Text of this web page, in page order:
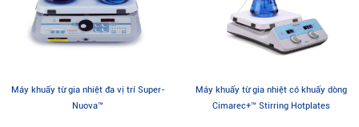
Máy khuấy từ gia nhiệt đa vị trí Super-
Nuova™
Máy khuấy từ gia nhiệt có khuấy dòng
Cimarec+™ Stirring Hotplates